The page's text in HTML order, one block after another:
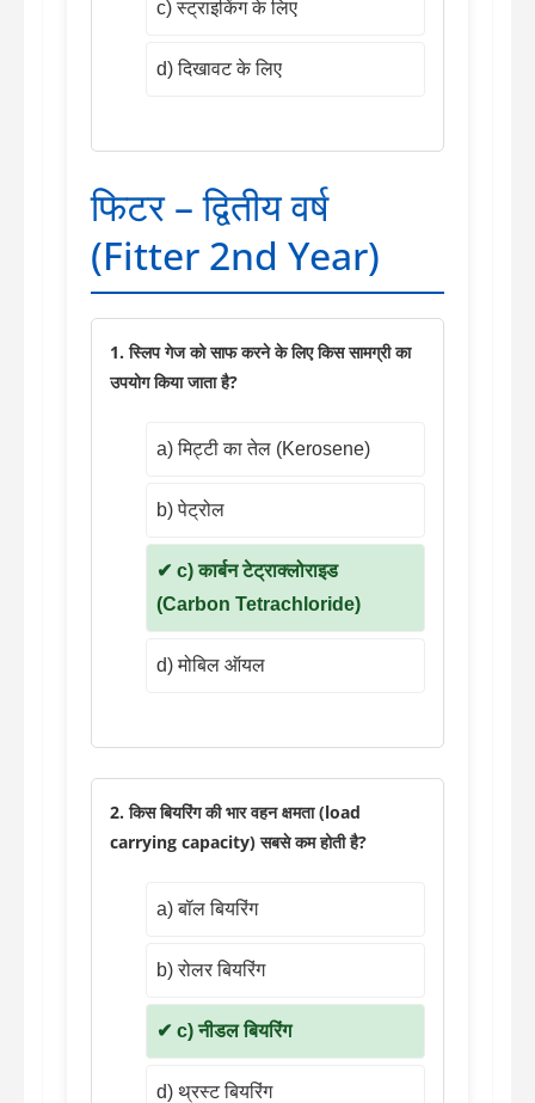
c) स्ट्राइकिंग के लिए
d) दिखावट के लिए
फिटर – द्वितीय वर्ष
(Fitter 2nd Year)
1. स्लिप गेज को साफ करने के लिए किस सामग्री का
उपयोग किया जाता है?
a) मिट्टी का तेल (Kerosene)
b) पेट्रोल
c) कार्बन टेट्राक्लोराइड
(Carbon Tetrachloride)
d) मोबिल ऑयल
2. किस बियरिंग की भार वहन क्षमता (load
carrying capacity) सबसे कम होती है?
a) बॉल बियरिंग
b) रोलर बियरिंग
c) नीडल बियरिंग
d) थ्रस्ट बियरिंग